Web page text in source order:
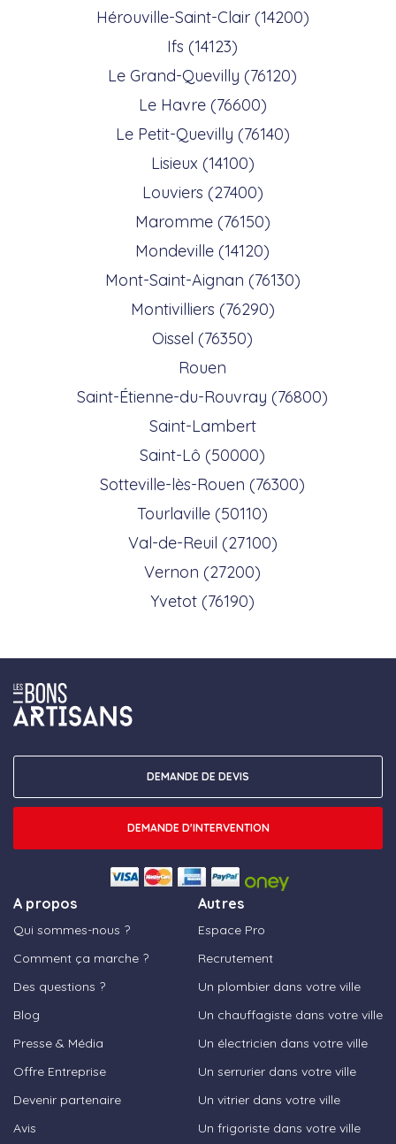
Hérouville-Saint-Clair (14200)
Ifs (14123)
Le Grand-Quevilly (76120)
Le Havre (76600)
Le Petit-Quevilly (76140)
Lisieux (14100)
Louviers (27400)
Maromme (76150)
Mondeville (14120)
Mont-Saint-Aignan (76130)
Montivilliers (76290)
Oissel (76350)
Rouen
Saint-Étienne-du-Rouvray (76800)
Saint-Lambert
Saint-Lô (50000)
Sotteville-lès-Rouen (76300)
Tourlaville (50110)
Val-de-Reuil (27100)
Vernon (27200)
Yvetot (76190)
A propos
Qui sommes-nous ?
Comment ça marche ?
Des questions ?
Blog
Presse & Média
Offre Entreprise
Devenir partenaire
Avis
Autres
Espace Pro
Recrutement
Un plombier dans votre ville
Un chauffagiste dans votre ville
Un électricien dans votre ville
Un serrurier dans votre ville
Un vitrier dans votre ville
Un frigoriste dans votre ville
DEMANDE DE DEVIS
DEMANDE D'INTERVENTION